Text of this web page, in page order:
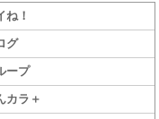
ね！
グ
ープ
カラ＋